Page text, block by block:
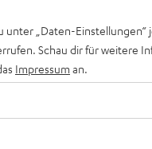
Keinen Store in
unter „Daten-
Schau dir für weitere
Impressum an.